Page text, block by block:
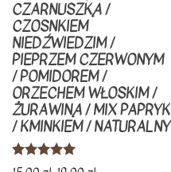
CZARNUSZKĄ /
CZOSNKIEM
NIEDŹWIEDZIM /
PIEPRZEM CZERWONYM
/ POMIDOREM /
ORZECHEM WŁOSKIM /
ŻURAWINĄ / MIX PAPRYK
/ KMINKIEM / NATURALNY
Oceniono